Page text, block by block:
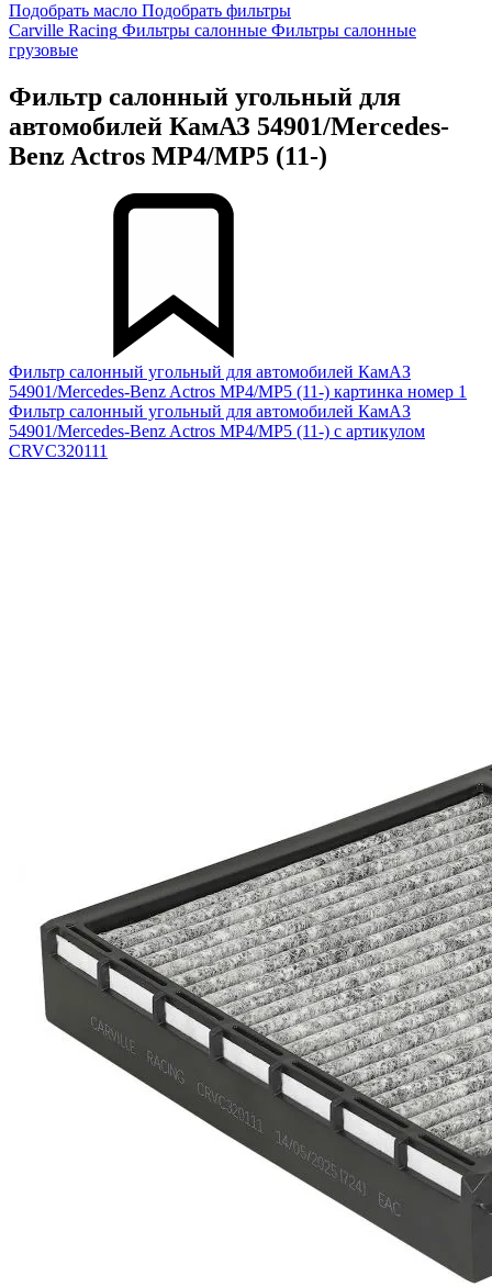
Подобрать масло Подобрать фильтры
Carville Racing Фильтры салонные Фильтры салонные
грузовые
Фильтр салонный угольный для
автомобилей КамАЗ 54901/Mercedes-
Benz Actros MP4/MP5 (11-)
Фильтр салонный угольный для автомобилей КамАЗ
54901/Mercedes-Benz Actros MP4/MP5 (11-) картинка номер 1
Фильтр салонный угольный для автомобилей КамАЗ
54901/Mercedes-Benz Actros MP4/MP5 (11-) с артикулом
CRVC320111